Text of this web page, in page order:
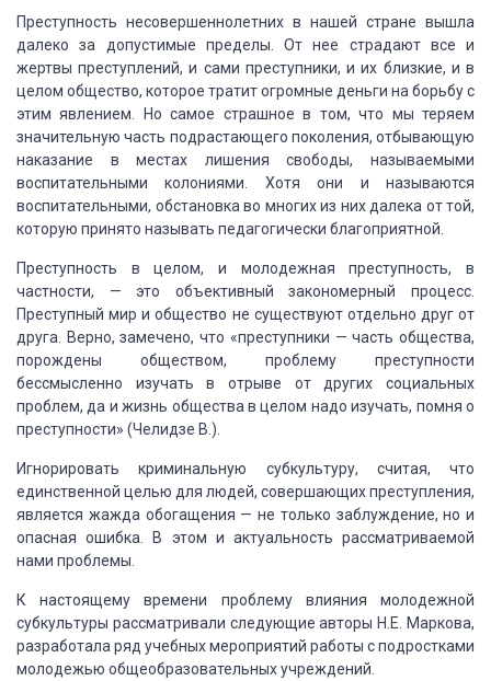
Преступность несовершеннолетних в нашей стране вышла
далеко за допустимые пределы. От нее страдают все и
жертвы преступлений, и сами преступники, и их близкие, и в
целом общество, которое тратит огромные деньги на борьбу с
этим явлением. Но самое страшное в том, что мы теряем
значительную часть подрастающего поколения, отбывающую
наказание в местах лишения свободы, называемыми
воспитательными колониями.
Хотя они и называются
воспитательными, обстановка во многих из них далека от той,
которую принято называть педагогически благоприятной.
Преступность в целом, и молодежная преступность, в
частности, — это объективный закономерный процесс.
Преступный мир и общество не существуют отдельно друг от
друга. Верно, замечено, что «преступники — часть общества,
порождены обществом, проблему преступности
бессмысленно изучать в отрыве от других социальных
проблем, да и жизнь общества в целом надо изучать, помня о
преступности» (Челидзе В.).
Игнорировать криминальную субкультуру, считая, что
единственной целью для людей, совершающих преступления,
является жажда обогащения — не только заблуждение, но и
опасная ошибка. В этом и актуальность рассматриваемой
нами проблемы.
К настоящему времени проблему влияния молодежной
субкультуры рассматривали следующие авторы Н.Е. Маркова,
разработала ряд учебных мероприятий работы с подростками
молодежью общеобразовательных учреждений.